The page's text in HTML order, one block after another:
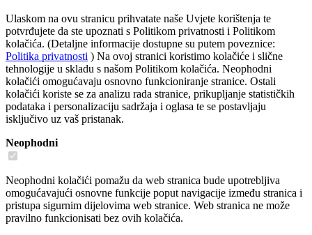
Ulaskom na ovu stranicu prihvatate naše Uvjete korištenja te
potvrđujete da ste upoznati s Politikom privatnosti i Politikom
kolačića. (Detaljne informacije dostupne su putem poveznice:
Politika privatnosti ) Na ovoj stranici koristimo kolačiće i slične
tehnologije u skladu s našom Politikom kolačića. Neophodni
kolačići omogućavaju osnovno funkcioniranje stranice. Ostali
kolačići koriste se za analizu rada stranice, prikupljanje statističkih
podataka i personalizaciju sadržaja i oglasa te se postavljaju
isključivo uz vaš pristanak.
Neophodni
Neophodni kolačići pomažu da web stranica bude upotrebljiva
omogućavajući osnovne funkcije poput navigacije između stranica i
pristupa sigurnim dijelovima web stranice. Web stranica ne može
pravilno funkcionisati bez ovih kolačića.